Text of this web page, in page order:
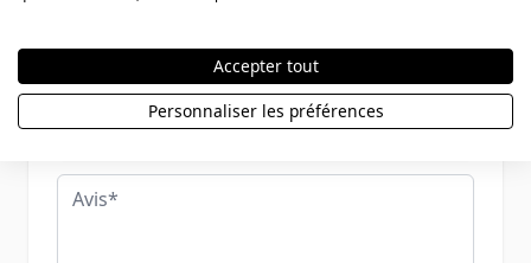
Pseudo
Avis
Accepter tout
Personnaliser les préférences